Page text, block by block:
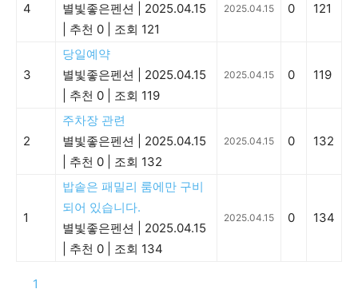
4
별빛좋은펜션
2025.04.15
추천 0 조회 121
2025.04.15 0 121
3
당일예약
별빛좋은펜션
2025.04.15
추천 0 조회 119
2025.04.15 0 119
2
주차장 관련
별빛좋은펜션
2025.04.15
추천 0 조회 132
2025.04.15 0 132
1
밥솥은 패밀리 룸에만 구비
되어 있습니다.
별빛좋은펜션
2025.04.15
추천 0 조회 134
2025.04.15 0 134
1